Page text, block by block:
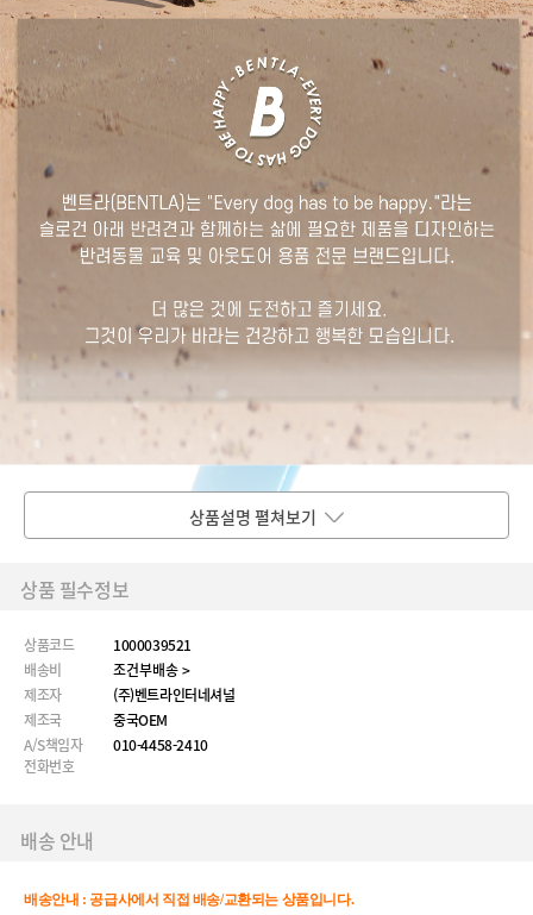
상품설명 펼쳐보기
상품 필수정보
상품코드
1000039521
배송비
조건부배송 >
제조자
(주)벤트라인터네셔널
제조국
중국OEM
A/S책임자
전화번호
010-4458-2410
배송 안내
배송안내 : 공급사에서 직접 배송/교환되는 상품입니다.